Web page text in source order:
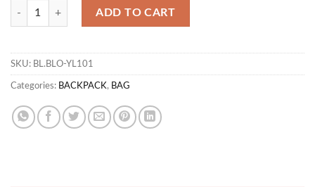
BP CONIE 05 quantity
ADD TO CART
SKU: BL.BLO-YL101
Categories: BACKPACK, BAG